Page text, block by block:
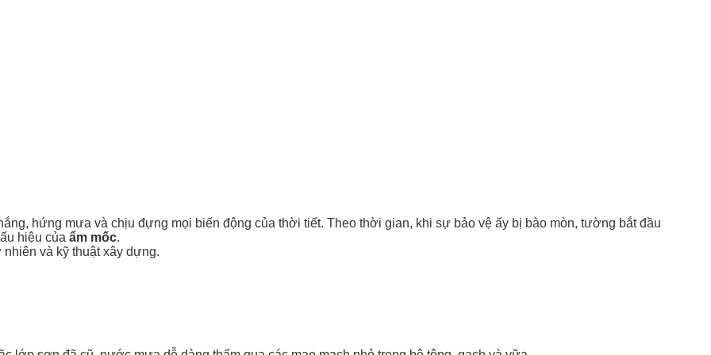
hứng mưa và chịu đựng mọi biến động của thời tiết. Theo thời gian, khi sự bảo vệ ấy bị bào mòn, tường bắt đầu
hiệu của ẩm mốc.
và kỹ thuật xây dựng.